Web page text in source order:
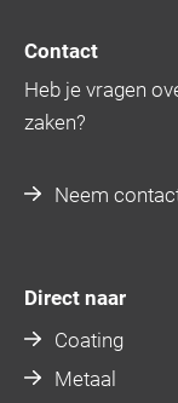
Contact
Heb je vragen
zaken?
Neem
Direct naar
Coating
Metaal